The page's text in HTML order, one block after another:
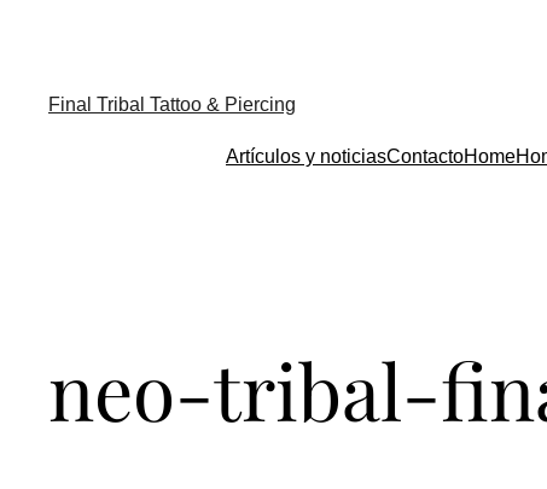
Final Tribal Tattoo & Piercing
Artículos y noticiasContactoHome
neo-tribal-